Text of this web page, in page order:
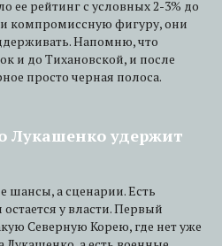
ее рейтинг с условных 2-3% до
компромиссную фигуру, они
Напомню, что
и до Тихановской, и после
просто черная полоса.
Лукашенко удержит
шансы, а сценарии. Есть
у власти. Первый
Северную Корею, где нет уже